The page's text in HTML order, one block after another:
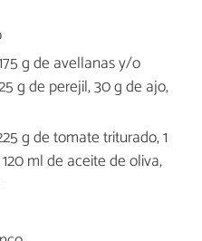
g de avellanas y/o
g de perejil, 30 g de ajo,
g de tomate triturado, 1
ml de aceite de oliva,